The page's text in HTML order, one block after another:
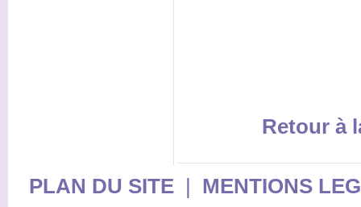
Retour à
PLAN DU SITE| MENTIONS